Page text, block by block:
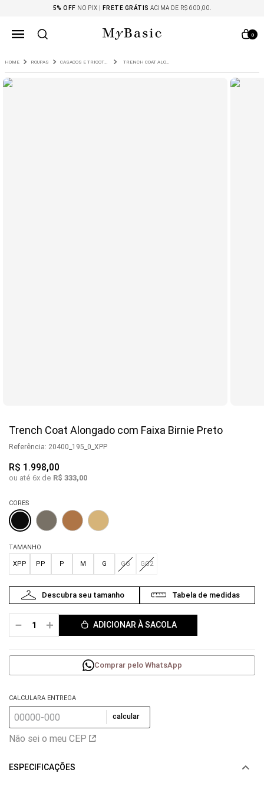
5% OFF NO PIX | FRETE GRÁTIS ACIMA DE R$ 600,00.
0
ROUPAS CASACOS E TRICOTS TRENCH COAT ALONGADO COM FAIXA BIRNIE PRETO
Trench Coat Alongado com Faixa Birnie Preto
Referência: 20400_195_0_XPP
R$ 1 .998,00
ou até 6x de R$ 333,00
CORES
TAMANHO
PP P M G GG GG2
XPP
＋
－ ADICIONAR À SACOLA
Comprar pelo WhatsApp
CALCULARA ENTREGA
calcular
Não sei o meu CEP
ESPECIFICAÇÕES